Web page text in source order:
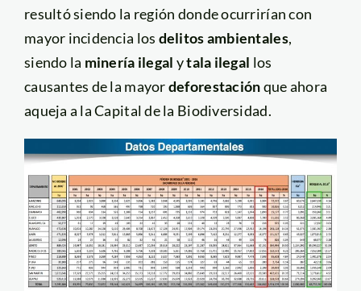
resultó siendo la región donde ocurrirían con
mayor incidencia los delitos ambientales,
siendo la minería ilegal ytala ilegal los
causantes de la mayordeforestaciónque ahora
aqueja a la Capital de la Biodiversidad.